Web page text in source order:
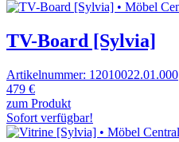
TV-Board [Sylvia]
Artikelnummer: 12010022.01.000
479 €
zum Produkt
Sofort verfügbar!